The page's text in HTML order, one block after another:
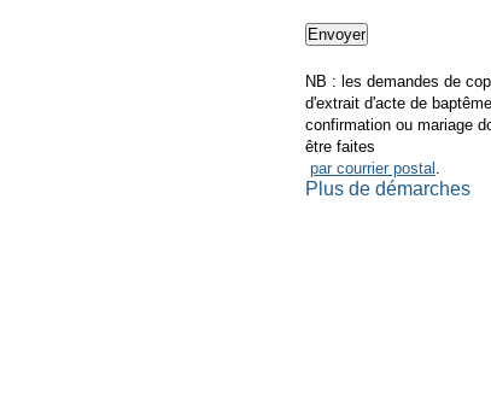
NB : les demandes de
d'extrait d'acte de
confirmation ou mariage
être faites
par courrier postal .
Plus de démarches